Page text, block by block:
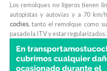
Los remolques no ligeros tienen
autopistas y autovías y a 70
coches, tanto el remolque como
pasado la ITV y estar regularizados.